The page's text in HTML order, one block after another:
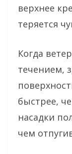
верхнее
теряется
Когда
течением,
быстрее,
насадки
чем